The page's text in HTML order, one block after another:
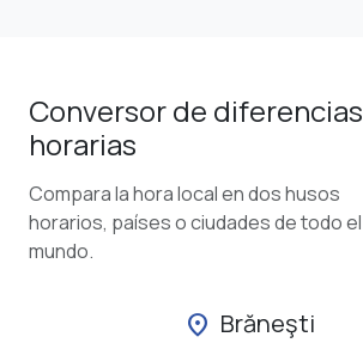
Conversor de diferencias
horarias
Compara la hora local en dos husos
horarios, países o ciudades de todo el
mundo.
location_on Brăneşti